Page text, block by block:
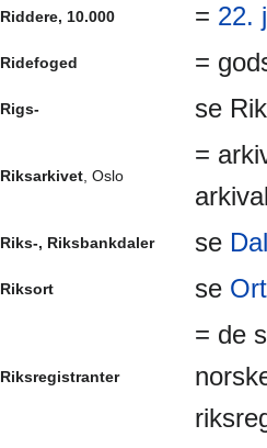
Riddere, 10.000 = 22.
Ridefoged =
Rigs- se
Riksarkivet, Oslo
=
Riks-, Riksbankdaler se
Riksort se Ort
Riksregistranter
= de